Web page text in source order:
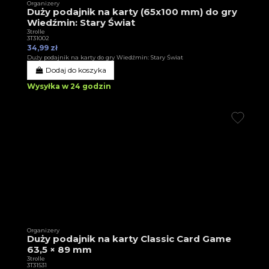
Organizery
Duży podajnik na karty (65x100 mm) do gry
Wiedźmin: Stary Świat
3trolle
3T31002
34,99 zł
Duży podajnik na karty do gry Wiedźmin: Stary Świat
Dodaj do koszyka
Wysyłka w 24 godzin
Organizery
Duży podajnik na karty Classic Card Game
63,5 × 89 mm
3trolle
3T31531